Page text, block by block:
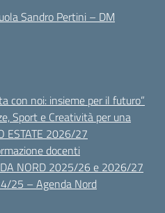
Sandro Pertini – DM
con noi: insieme per il futuro”
Sport e Creatività per una
ESTATE 2026/27
docenti
NORD 2025/26 e 2026/27
25 – Agenda Nord